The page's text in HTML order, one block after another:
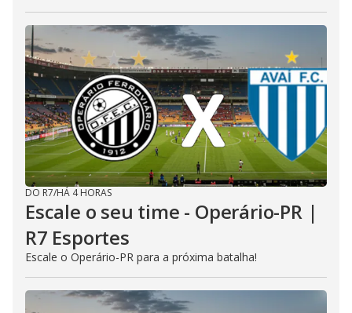
DO R7/HÁ 4 HORAS
Escale o seu time - Operário-PR |
R7 Esportes
Escale o Operário-PR para a próxima batalha!